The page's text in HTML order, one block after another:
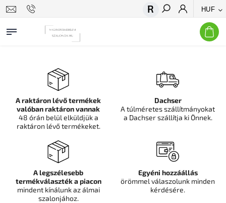
HUF
Keresés
A raktáron lévő termékek
valóban raktáron vannak
48 órán belül elküldjük a
raktáron lévő termékeket.
Dachser
A túlméretes szállítmányokat
a Dachser szállítja ki Önnek.
A legszélesebb
termékválaszték a piacon
mindent kínálunk az álmai
szalonjához.
Egyéni hozzáállás
örömmel válaszolunk minden
kérdésére.